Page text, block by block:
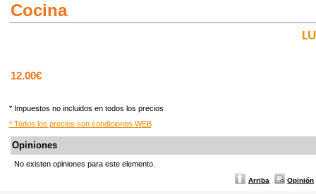
Cocina
12.00€
* Impuestos no incluidos en todos los precios
* Todos los precios son condiciones WEB
Opiniones
No existen opiniones para este elemento.
Arriba Opinión